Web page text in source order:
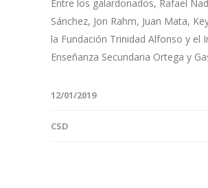
Entre los galardonados, Rafael
Sánchez, Jon Rahm, Juan Mata,
la Fundación Trinidad Alfonso y el
Enseñanza Secundaria Ortega y
12/01/2019
CSD